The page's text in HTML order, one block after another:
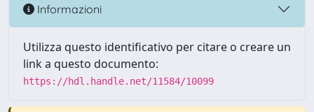
Informazioni
Utilizza questo identificativo per citare o creare un
link a questo documento:
https://hdl.handle.net/11584/10099